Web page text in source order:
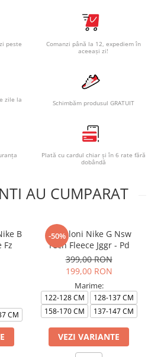
peste
Comanzi până la 12, expediem în
aceeași zi!
zile la
Schimbăm produsul GRATUIT
Plată cu cardul chiar și în 6 rate fără
dobândă
AU CUMPARAT
B
Fz
CM
-50%
Pantaloni Nike G Nsw
Tech Fleece Jggr - Pd
399,00 RON
199,00 RON
Marime:
122-128 CM
128-137 CM
158-170 CM
137-147 CM
VEZI VARIANTE